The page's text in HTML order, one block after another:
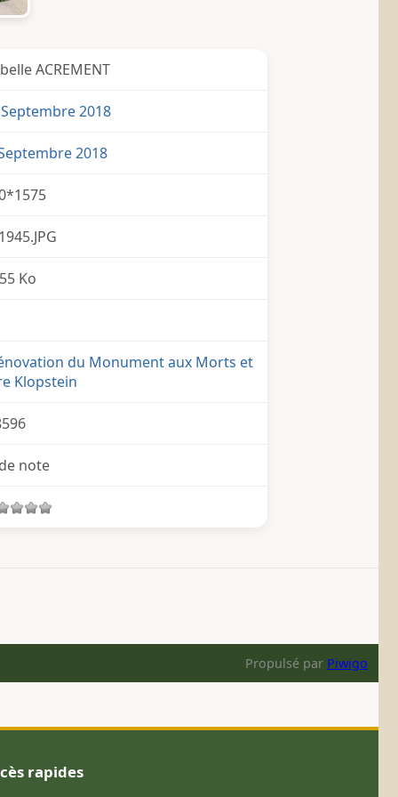
ACREMENT
2018
2018
Ko
du Monument aux Morts et
Klopstein
note
Propulsé par Piwigo
rapides